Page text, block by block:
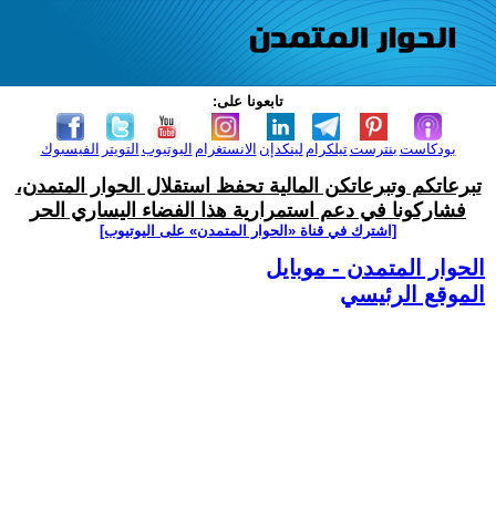
تابعونا على:
الفيسبوك التويتر اليوتيوب الانستغرام لينكدإن تيلكرامبنترست بودكاست
تبرعاتكم وتبرعاتكن المالية تحفظ استقلال الحوار المتمدن،
فشاركونا في دعم استمرارية هذا الفضاء اليساري الحر
[اشترك في قناة ‫«الحوار المتمدن» على اليوتيوب]
الحوار المتمدن - موبايل
الموقع الرئيسي